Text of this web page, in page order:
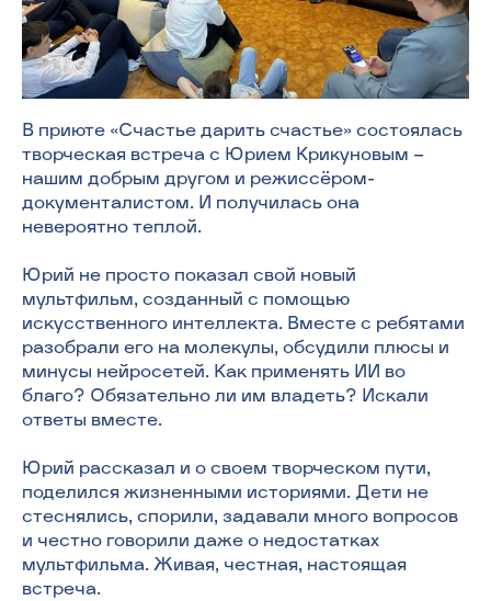
В приюте «Счастье дарить счастье» состоялась
творческая встреча с Юрием Крикуновым —
нашим добрым другом и режиссёром-
документалистом. И получилась она
невероятно теплой.
Юрий не просто показал свой новый
мультфильм, созданный с помощью
искусственного интеллекта. Вместе с ребятами
разобрали его на молекулы, обсудили плюсы и
минусы нейросетей. Как применять ИИ во
благо? Обязательно ли им владеть? Искали
ответы вместе.
Юрий рассказал и о своем творческом пути,
поделился жизненными историями. Дети не
стеснялись, спорили, задавали много вопросов
и честно говорили даже о недостатках
мультфильма. Живая, честная, настоящая
встреча.